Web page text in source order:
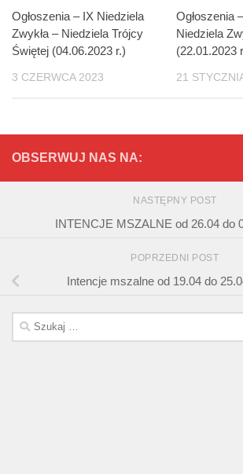
Ogłoszenia – IX Niedziela
Zwykła – Niedziela Trójcy
Świętej (04.06.2023 r.)
3 CZERWCA 2023
Ogłoszenia
Niedziela
(22.01.2023
21
OBSERWUJ NAS NA:
NASTĘPNY POST
INTENCJE MSZALNE od 26.04 do
POPRZEDNI POST
Intencje mszalne od 19.04 do
Szukaj: